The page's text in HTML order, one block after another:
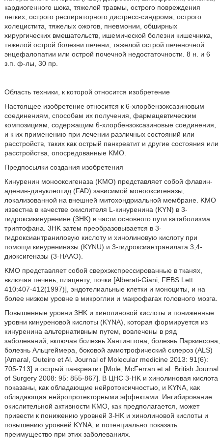
кардиогенного шока, тяжелой травмы, острого повреждения
легких, острого респираторного дистресс-синдрома, острого
холецистита, тяжелых ожогов, пневмонии, обширных
хирургических вмешательств, ишемической болезни кишечника,
тяжелой острой болезни печени, тяжелой острой печеночной
энцефалопатии или острой почечной недостаточности. 8 н. и 6
з.п. ф-лы, 30 пр.
Область техники, к которой относится изобретение
Настоящее изобретение относится к 6-хлорбензоксазиновым
соединениям, способам их получения, фармацевтическим
композициям, содержащим 6-хлорбензоксазиновые соединения,
и к их применению при лечении различных состояний или
расстройств, таких как острый панкреатит и другие состояния или
расстройства, опосредованные KMO.
Предпосылки создания изобретения
Кинуренин монооксигеназа (KMO) представляет собой флавин-
аденин-динуклеотид (FAD) зависимой монооксигеназы,
локализованной на внешней митохондриальной мембране. KMO
известна в качестве окислителя L-кинуренина (KYN) в 3-
гидроксикинуренине (3HK) в части основного пути катаболизма
триптофана. 3HK затем преобразовывается в 3-
гидроксиантраниловую кислоту и хинолиновую кислоту при
помощи кинурениназы (KYNU) и 3-гидроксиантранилата 3,4-
диоксигеназы (3-HAAO).
KMO представляет собой сверхэкспрессированные в тканях,
включая печень, плаценту, почки [Alberati-Giani, FEBS Lett.
410:407-412(1997)], эндотелиальные клетки и моноциты, и на
более низком уровне в микроглии и макрофагах головного мозга.
Повышенные уровни 3HK и хинолиновой кислоты и пониженные
уровни кинуреновой кислоты (KYNA), которая формируется из
кинуренина альтернативным путем, вовлечены в ряд
заболеваний, включая болезнь Хантингтона, болезнь Паркинсона,
болезнь Альцгеймера, боковой амиотрофический склероз (ALS)
[Amaral, Outeiro et Al. Journal of Molecular medicine 2013: 91(6):
705-713] и острый панкреатит [Mole, McFerran et al. British Journal
of Surgery 2008: 95: 855-867]. В ЦНС 3-HK и хинолиновая кислота
показаны, как обладающие нейротоксичностью, и KYNA, как
обладающая нейропротекторными эффектами. Ингибирование
окислительной активности KMO, как предполагается, может
привести к понижению уровней 3-HK и хинолиновой кислоты и
повышению уровней KYNA, и потенциально показать
преимущество при этих заболеваниях.